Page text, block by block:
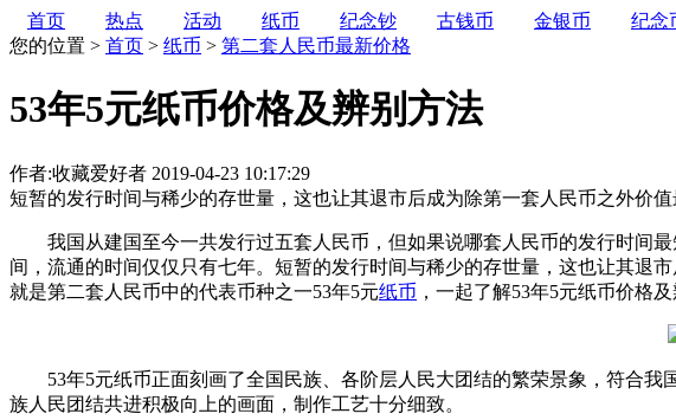
首页 热点 活动 纸币 纪念钞 古钱币 金银币 纪念
您的位置 > 首页 > 纸币 > 第二套人民币最新价格
53年5元纸币价格及辨别方法
作者:收藏爱好者 2019-04-23 10:17:29
短暂的发行时间与稀少的存世量，这也让其退市后成为除第一套人民币之外价
我国从建国至今一共发行过五套人民币，但如果说哪套人民币的发行时间最
间，流通的时间仅仅只有七年。短暂的发行时间与稀少的存世量，这也让其退
就是第二套人民币中的代表币种之一53年5元纸币 ，一起了解53年5元纸币价格及
53年5元纸币正面刻画了全国民族、各阶层人民大团结的繁荣景象，符合我
族人民团结共进积极向上的画面，制作工艺十分细致。